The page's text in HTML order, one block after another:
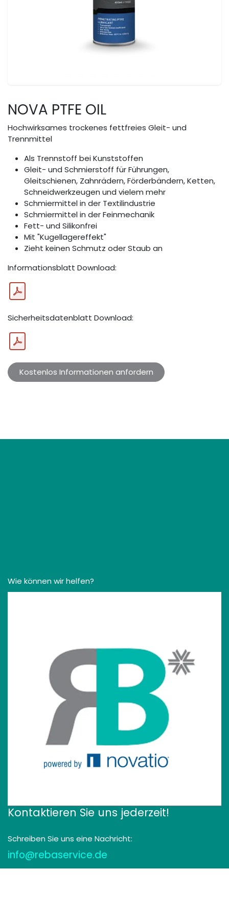
NOVA PTFE OIL
Hochwirksames trockenes fettfreies Gleit- und
Trennmittel
Als Trennstoff bei Kunststoffen
Gleit- und Schmierstoff für Führungen,
Gleitschienen, Zahnrädern, Förderbändern, Ketten,
Schneidwerkzeugen und vielem mehr
Schmiermittel in der Textilindustrie
Schmiermittel in der Feinmechanik
Fett- und Silikonfrei
Mit "Kugellagereffekt"
Zieht keinen Schmutz oder Staub an
Informationsblatt Download:
Sicherheitsdatenblatt Download:
Kostenlos Informationen anfordern
Wie können wir helfen?
Kontaktieren Sie uns jederzeit!
Schreiben Sie uns eine Nachricht:
info@rebaservice.de